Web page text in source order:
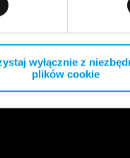
wyłącznie z
plików cookie